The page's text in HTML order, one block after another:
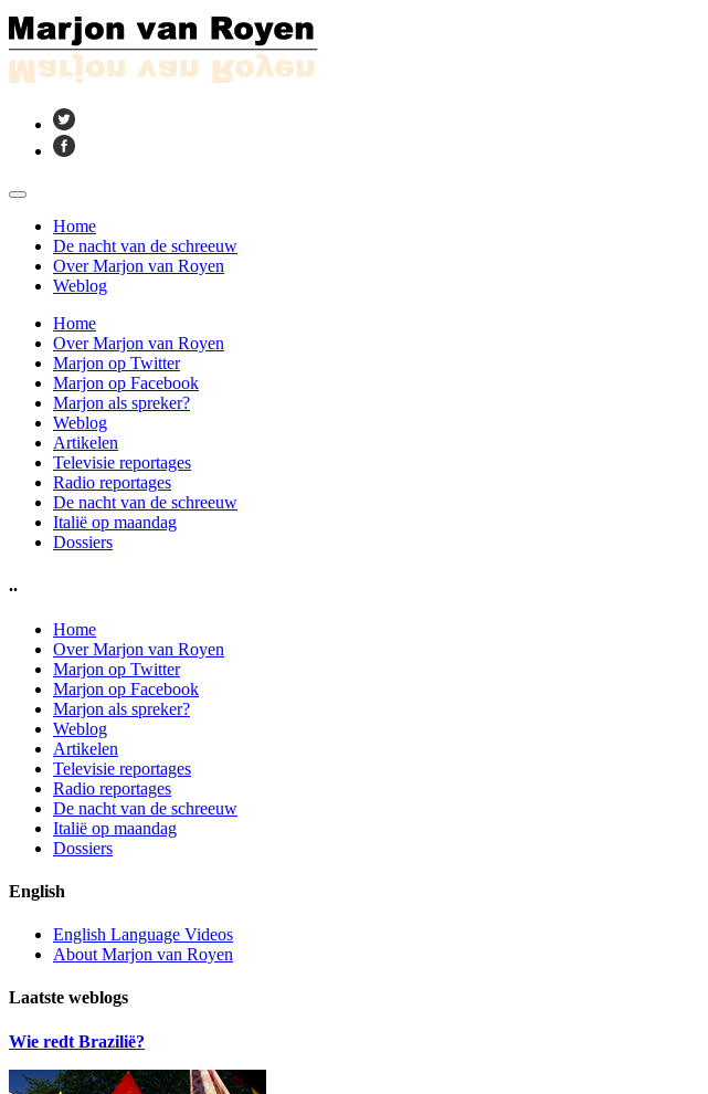
Home
De nacht van de schreeuw
Over Marjon van Royen
Weblog
Home
Over Marjon van Royen
Marjon op Twitter
Marjon op Facebook
Marjon als spreker?
Weblog
Artikelen
Televisie reportages
Radio reportages
De nacht van de schreeuw
Italië op maandag
Dossiers
..
Home
Over Marjon van Royen
Marjon op Twitter
Marjon op Facebook
Marjon als spreker?
Weblog
Artikelen
Televisie reportages
Radio reportages
De nacht van de schreeuw
Italië op maandag
Dossiers
English
English Language Videos
About Marjon van Royen
Laatste weblogs
Wie redt Brazilië?